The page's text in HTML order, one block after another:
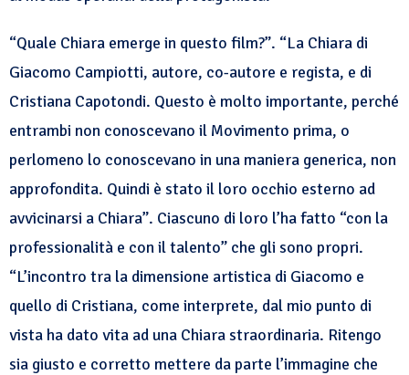
“Quale Chiara emerge in questo film?”. “La Chiara di
Giacomo Campiotti, autore, co-autore e regista, e di
Cristiana Capotondi. Questo è molto importante, perché
entrambi non conoscevano il Movimento prima, o
perlomeno lo conoscevano in una maniera generica, non
approfondita. Quindi è stato il loro occhio esterno ad
avvicinarsi a Chiara”. Ciascuno di loro l’ha fatto “con la
professionalità e con il talento” che gli sono propri.
“L’incontro tra la dimensione artistica di Giacomo e
quello di Cristiana, come interprete, dal mio punto di
vista ha dato vita ad una Chiara straordinaria. Ritengo
sia giusto e corretto mettere da parte l’immagine che